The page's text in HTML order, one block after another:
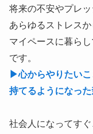
将来の不安やプレ
あらゆるストレスか
マイペースに暮ら
です。
▶心からやりたい
持てるようになっ
社会人になってす